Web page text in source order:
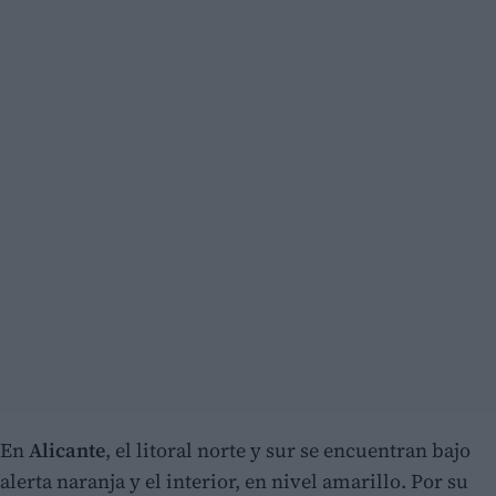
EnAlicante, el litoral norte y sur se encuentran bajo
alerta naranja y el interior, en nivel amarillo. Por su